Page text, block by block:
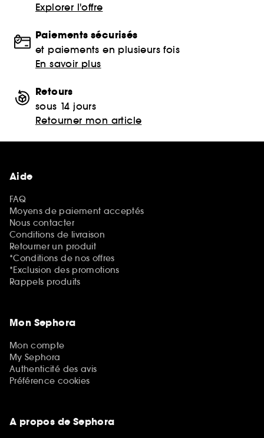
Explorer l'offre
Paiements sécurisés
et paiements en plusieurs fois
En savoir plus
Retours
sous 14 jours
Retourner mon article
Aide
FAQ
Moyens de paiement acceptés
Nous contacter
Conditions de livraison
Retourner un produit
*Conditions de nos offres
*Exclusion des promotions
Rappels produits
Mon Sephora
Mon compte
My Sephora
Authenticité des avis
Préférence cookies
A propos de Sephora